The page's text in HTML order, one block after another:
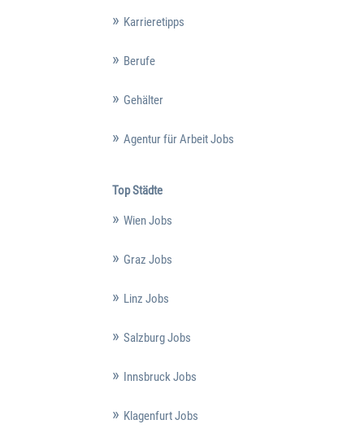
Karrieretipps
Berufe
Gehälter
Agentur für Arbeit Jobs
Top Städte
Wien Jobs
Graz Jobs
Linz Jobs
Salzburg Jobs
Innsbruck Jobs
Klagenfurt Jobs